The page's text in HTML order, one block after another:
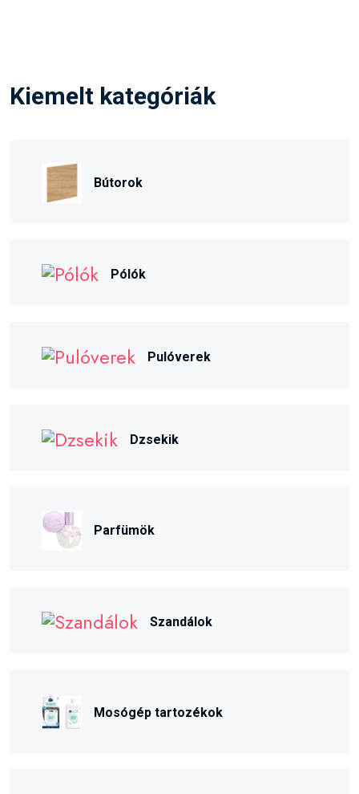
Kiemelt kategóriák
Bútorok
Pólók
Pulóverek
Dzsekik
Parfümök
Szandálok
Mosógép tartozékok